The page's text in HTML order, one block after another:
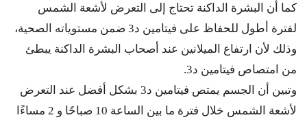
كما أن البشرة الداكنة تحتاج إلى التعرض لأشعة الشمس
لفترة أطول للحفاظ على فيتامين د3 ضمن مستوياته الصحية،
وذلك لأن ارتفاع الميلانين عند أصحاب البشرة الداكنة يبطئ
من امتصاص فيتامين د3.
وتبين أن الجسم يمتص فيتامين د3 بشكل أفضل عند التعرض
لأشعة الشمس خلال فترة ما بين الساعة 10 صباحًا و 2 مساءًا